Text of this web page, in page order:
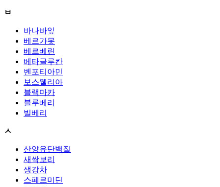
ㅂ
바나바잎
베르가못
베르베린
베타글루칸
벤포티아민
보스웰리아
블랙마카
블루베리
빌베리
ㅅ
산양유단백질
새싹보리
생강차
스페르미딘